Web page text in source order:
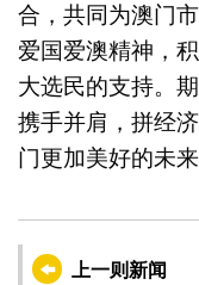
合，共同为澳门
爱国爱澳精神，
大选民的支持。
携手并肩，拼经
门更加美好的未来
上一则新闻